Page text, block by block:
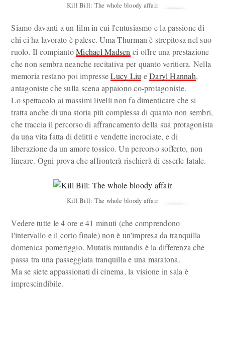
Kill Bill: The whole bloody affair
Siamo davanti a un film in cui l'entusiasmo e la passione di
chi ci ha lavorato è palese. Uma Thurman è strepitosa nel suo
ruolo. Il compiantoMichael Madsen ci offre una prestazione
che non sembra neanche recitativa per quanto veritiera. Nella
memoria restano poi impresseLucy Liu eDaryl Hannah,
antagoniste che sulla scena appaiono co-protagoniste.
Lo spettacolo ai massimi livelli non fa dimenticare che si
tratta anche di una storia più complessa di quanto non sembri,
che traccia il percorso di affrancamento della sua protagonista
da una vita fatta di delitti e vendette incrociate, e di
liberazione da un amore tossico. Un percorso sofferto, non
lineare. Ogni prova che affronterà rischierà di esserle fatale.
Kill Bill: The whole bloody affair
Vedere tutte le 4 ore e 41 minuti (che comprendono
l'intervallo e il corto finale) non è un'impresa da tranquilla
domenica pomeriggio. Mutatis mutandis è la differenza che
passa tra una passeggiata tranquilla e una maratona.
Ma se siete appassionati di cinema, la visione in sala è
imprescindibile.